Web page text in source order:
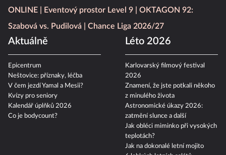
Fantasy
Spotřebitelské testy
Blesku
Nemovitosti
Psychologika - podcast rozbíjející
psychologické mýty
Fotbalové přestupy
ONLINE
Eventový prostor Level 9
OKTAGON 92:
Szabová vs. Pudilová
Chance Liga 2026/27
Aktuálně
Epicentrum
Neštovice: příznaky, léčba
Léto 2026
Karlovarský filmový festival
Znamení, že jste potkali někoho
z minulého života
Astronomické úkazy 2026: